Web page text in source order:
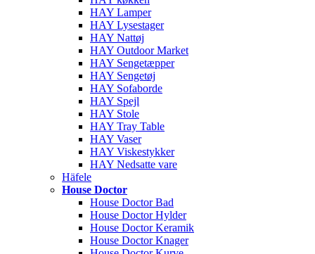
HAY Lamper
HAY Lysestager
HAY Nattøj
HAY Outdoor Market
HAY Sengetæpper
HAY Sengetøj
HAY Sofaborde
HAY Spejl
HAY Stole
HAY Tray Table
HAY Vaser
HAY Viskestykker
HAY Nedsatte vare
Häfele
House Doctor
House Doctor Bad
House Doctor Hylder
House Doctor Keramik
House Doctor Knager